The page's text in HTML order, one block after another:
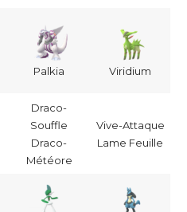
Palkia Viridium
Draco-
Souffle
Draco-
Météore
Vive-Attaque
Lame Feuille